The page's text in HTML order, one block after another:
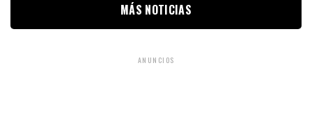
MÁS NOTICIAS
ANUNCIOS